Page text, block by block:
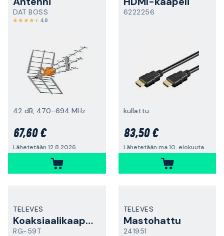
DAT BOSS
4,8
42 dB, 470–694 MHz
67,60 €
Lähetetään 12.8.2026
6222256
kullattu
83,50 €
Lähetetään ma 10. elokuuta
TELEVES
Koaksiaalikaapeli
RG-59T
TELEVES
Mastohattu
241951